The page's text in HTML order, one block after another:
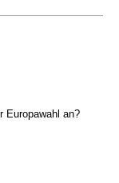
Europawahl an?